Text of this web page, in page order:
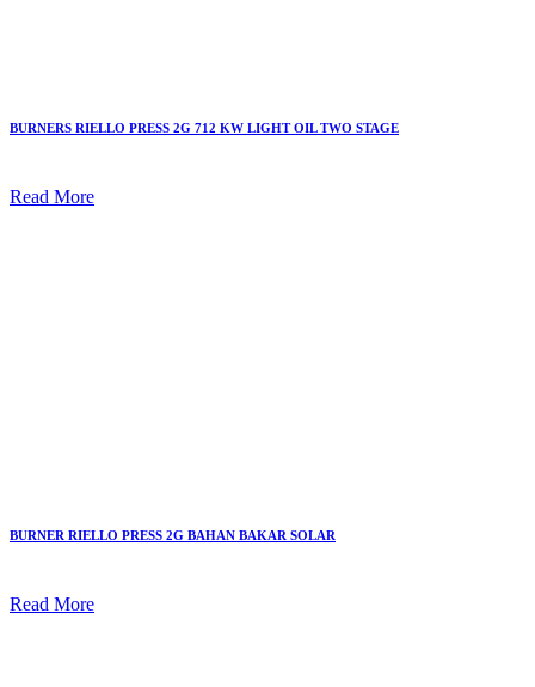
BURNERS RIELLO PRESS 2G 712 KW LIGHT OIL TWO STAGE
Read More
BURNER RIELLO PRESS 2G BAHAN BAKAR SOLAR
Read More